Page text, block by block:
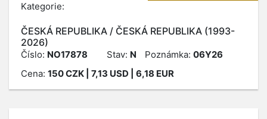
Kategorie:
ČESKÁ REPUBLIKA / ČESKÁ REPUBLIKA (1993-
2026)
Číslo: NO17878 Stav: N Poznámka: 06Y26
Cena: 150CZK | 7,13 USD | 6,18 EUR